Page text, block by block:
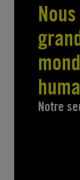
Notre